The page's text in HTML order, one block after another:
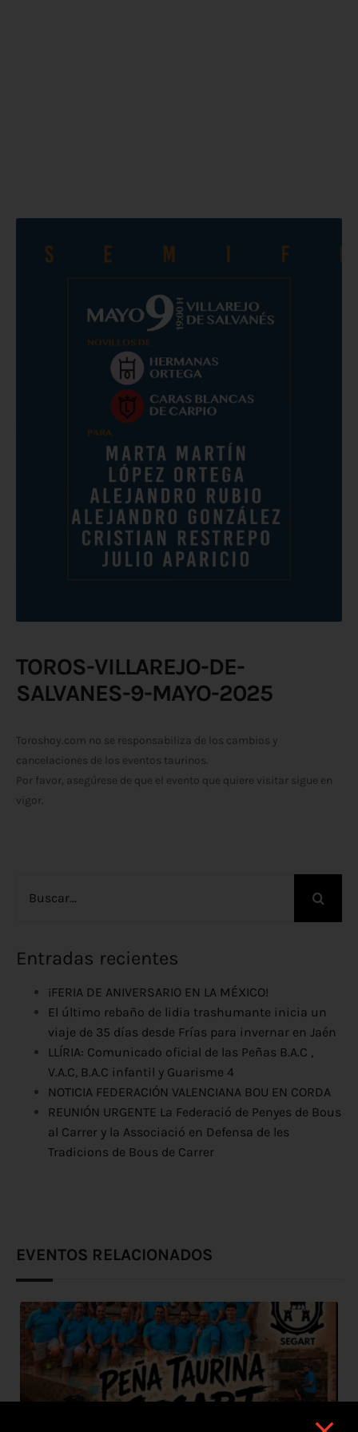
TOROS-VILLAREJO-DE-
SALVANES-9-MAYO-2025
Toroshoy.com no se responsabiliza de los cambios y
cancelaciones de los eventos taurinos.
Por favor, asegúrese de que el evento que quiere visitar sigue en
vigor.
Entradas recientes
¡FERIA DE ANIVERSARIO EN LA MÉXICO!
El último rebaño de lidia trashumante inicia un
viaje de 35 días desde Frías para invernar en Jaén
LLÍRIA: Comunicado oficial de las Peñas B.A.C ,
V.A.C, B.A.C infantil y Guarisme 4
NOTICIA FEDERACIÓN VALENCIANA BOU EN CORDA
REUNIÓN URGENTE La Federació de Penyes de Bous
al Carrer y la Associació en Defensa de les
Tradicions de Bous de Carrer
EVENTOS RELACIONADOS